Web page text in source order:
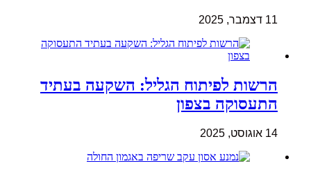
11 דצמבר, 2025
הרשות לפיתוח הגליל: השקעה בעתיד
התעסוקה בצפון
14 אוגוסט, 2025